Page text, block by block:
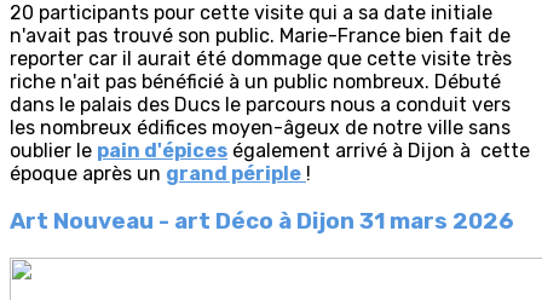
20 participants pour cette visite qui a sa date initiale
n'avait pas trouvé son public. Marie-France bien fait de
reporter car il aurait été dommage que cette visite très
riche n'ait pas bénéficié à un public nombreux. Débuté
dans le palais des Ducs le parcours nous a conduit vers
les nombreux édifices moyen-âgeux de notre ville sans
oublier le pain d'épices également arrivé à Dijon à cette
époque après un grand périple !
Art Nouveau - art Déco à Dijon 31 mars 2026